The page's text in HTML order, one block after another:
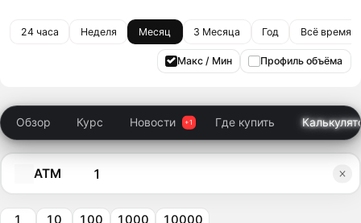
24 часа Неделя Месяц 3 Месяца Год Всё время
Макс / Мин Профиль объёма
Обзор Курс Новости Где купить
ATM